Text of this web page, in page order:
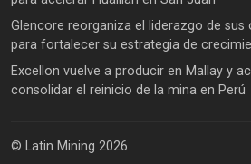
Glencore reorganiza el liderazgo de sus
para fortalecer su estrategia de
Excellon vuelve a producir en Mallay y
consolidar el reinicio de la mina en Perú
© Latin Mining 2026